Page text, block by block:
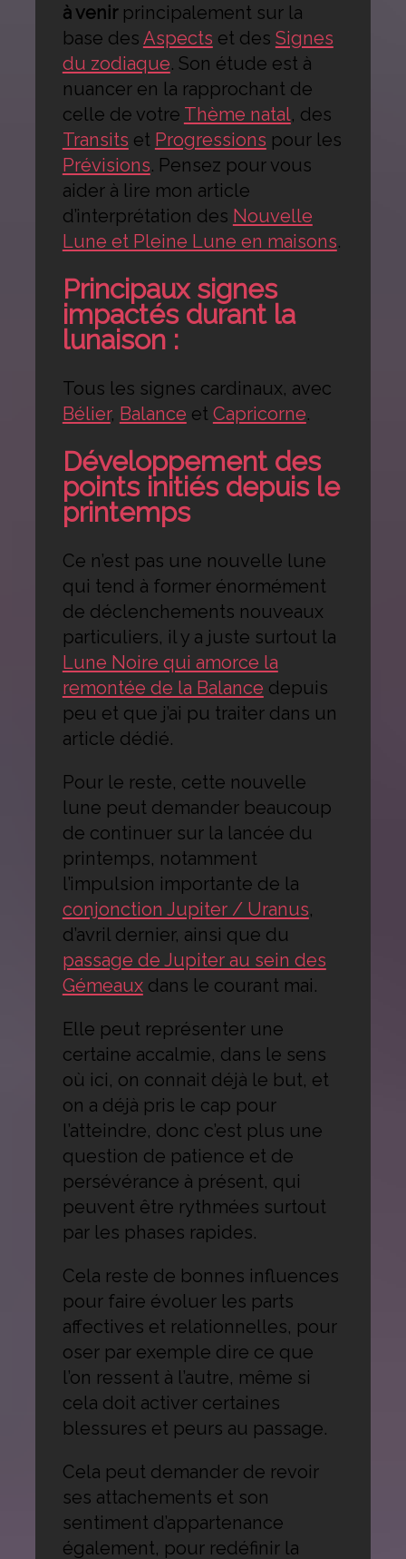
à venirprincipalement sur la
base des Aspects et des Signes
du zodiaque. Son étude est à
nuancer en la rapprochant de
celle de votre Thème natal, des
Transits et Progressions pour les
Prévisions. Pensez pour vous
aider à lire mon article
d’interprétation des Nouvelle
Lune et Pleine Lune en maisons.
Principaux signes
impactés durant la
lunaison :
Tous les signes cardinaux, avec
Bélier, Balance et Capricorne.
Développement des
points initiés depuis le
printemps
Ce n’est pas une nouvelle lune
qui tend à former énormément
de déclenchements nouveaux
particuliers, il y a juste surtout la
Lune Noire qui amorce la
remontée de la Balance depuis
peu et que j’ai pu traiter dans un
article dédié.
Pour le reste, cette nouvelle
lune peut demander beaucoup
de continuer sur la lancée du
printemps, notamment
l’impulsion importante de la
conjonction Jupiter / Uranus,
d’avril dernier, ainsi que du
passage de Jupiter au sein des
Gémeauxdans le courant mai.
Elle peut représenter une
certaine accalmie, dans le sens
où ici, on connait déjà le but, et
on a déjà pris le cap pour
l’atteindre, donc c’est plus une
question de patience et de
persévérance à présent, qui
peuvent être rythmées surtout
par les phases rapides.
Cela reste de bonnes influences
pour faire évoluer les parts
affectives et relationnelles, pour
oser par exemple dire ce que
l’on ressent à l’autre, même si
cela doit activer certaines
blessures et peurs au passage.
Cela peut demander de revoir
ses attachements et son
sentiment d’appartenance
également, pour redéfinir la